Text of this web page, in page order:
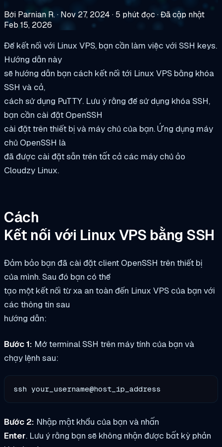
Bởi Parnian R.· Nov 27, 2024 · 5 phút đọc ·Đã cập nhật
Feb 15, 2026
Để kết nối với Linux VPS, bạn cần làm việc với SSH keys.
Hướng dẫn này
sẽ hướng dẫn bạn cách kết nối tới Linux VPS bằng khóa
SSH và cả,
cách sử dụng PuTTY. Lưu ý rằng để sử dụng khóa SSH,
bạn cần cài đặt OpenSSH
cài đặt trên thiết bị và máy chủ của bạn. Ứng dụng máy
chủ OpenSSH là
đã được cài đặt sẵn trên tất cả các máy chủ ảo
Cloudzy Linux.
Cách
Kết nối với Linux VPS bằng SSH
Đảm bảo bạn đã cài đặt client OpenSSH trên thiết bị
của mình. Sau đó bạn có thể
tạo một kết nối từ xa an toàn đến Linux VPS của bạn với
các thông tin sau
hướng dẫn:
Bước 1: Mở terminal SSH trên máy tính của bạn và
chạy lệnh sau:
ssh your_username@host_ip_address
Bước 2: Nhập mật khẩu của bạn và nhấn
Enter. Lưu ý rằng bạn sẽ không nhận được bất kỳ phản